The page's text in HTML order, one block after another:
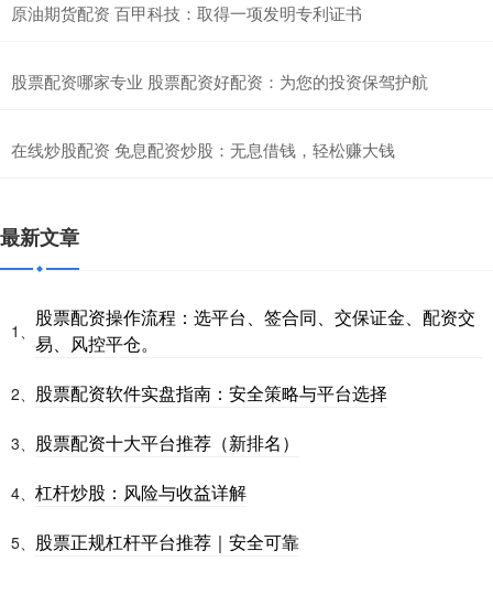
原油期货配资 百甲科技：取得一项发明专利证书
股票配资哪家专业 股票配资好配资：为您的投资保驾护航
在线炒股配资 免息配资炒股：无息借钱，轻松赚大钱
最新文章
1、
股票配资操作流程：选平台、签合同、交保证金、配资交
易、风控平仓。
2、 股票配资软件实盘指南：安全策略与平台选择
3、 股票配资十大平台推荐（新排名）
4、 杠杆炒股：风险与收益详解
5、 股票正规杠杆平台推荐｜安全可靠